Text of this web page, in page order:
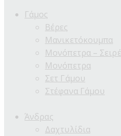
Γάμος
Βέρες
Μανικετόκουμπα
Μονόπετρα – Σειρέ
Μονόπετρα
Σετ Γάμου
Στέφανα Γάμου
Άνδρας
Δαχτυλίδια